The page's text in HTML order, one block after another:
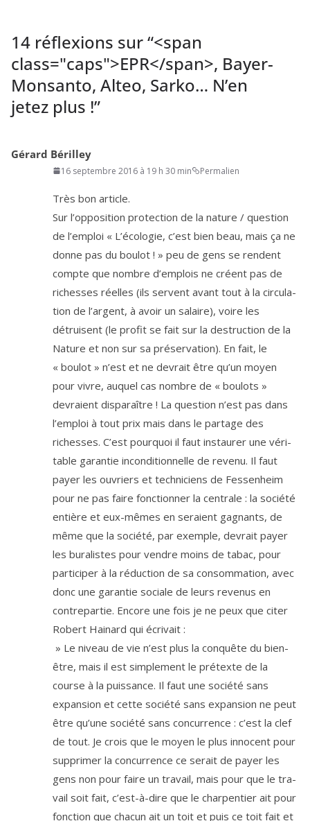
14 réflexions sur “<span
class="caps">EPR</span>, Bayer-
Monsanto, Alteo, Sarko… N’en
jetez plus !”
Gérard Bérilley
16 septembre 2016 à 19 h 30 min Permalien
Très bon article.
Sur l’op­po­si­tion pro­tec­tion de la nature /​ ques­tion
de l’emploi « L’écologie, c’est bien beau, mais ça ne
donne pas du bou­lot ! » peu de gens se rendent
compte que nombre d’emplois ne créent pas de
richesses réelles (ils servent avant tout à la cir­cu­la­
tion de l’argent, à avoir un salaire), voire les
détruisent (le pro­fit se fait sur la des­truc­tion de la
Nature et non sur sa pré­ser­va­tion). En fait, le
« bou­lot » n’est et ne devrait être qu’un moyen
pour vivre, auquel cas nombre de « bou­lots »
devraient dis­pa­raître ! La ques­tion n’est pas dans
l’emploi à tout prix mais dans le par­tage des
richesses. C’est pour­quoi il faut ins­tau­rer une véri­
table garan­tie incon­di­tion­nelle de reve­nu. Il faut
payer les ouvriers et tech­ni­ciens de Fessenheim
pour ne pas faire fonc­tion­ner la cen­trale : la socié­té
entière et eux-mêmes en seraient gagnants, de
même que la socié­té, par exemple, devrait payer
les bura­listes pour vendre moins de tabac, pour
par­ti­ci­per à la réduc­tion de sa consom­ma­tion, avec
donc une garan­tie sociale de leurs reve­nus en
contre­par­tie. Encore une fois je ne peux que citer
Robert Hainard qui écrivait :
» Le niveau de vie n’est plus la conquête du bien-
être, mais il est sim­ple­ment le pré­texte de la
course à la puis­sance. Il faut une socié­té sans
expan­sion et cette socié­té sans expan­sion ne peut
être qu’une socié­té sans concur­rence : c’est la clef
de tout. Je crois que le moyen le plus inno­cent pour
sup­pri­mer la concur­rence ce serait de payer les
gens non pour faire un tra­vail, mais pour que le tra­
vail soit fait, c’est-à-dire que le char­pen­tier ait pour
fonc­tion que cha­cun ait un toit et puis ce toit fait et